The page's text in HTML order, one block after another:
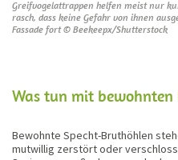
Greifvogelattrappen helfen meist nur
rasch, dass keine Gefahr von ihnen
Fassade fort © Beekeepx/Shutterstock
Was tun mit bewohnten
Bewohnte Specht-Bruthöhlen
mutwillig zerstört oder